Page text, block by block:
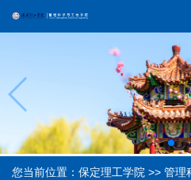
您当前位置： 保定理工学院 >> 管理